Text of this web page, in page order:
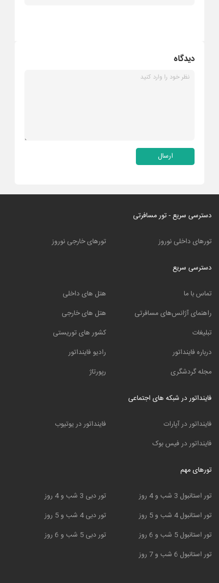
دیدگاه
ارسال
دسترسی سریع - تور مسافرتی
تورهای داخلی نوروز تورهای خارجی نوروز
دسترسی سریع
تماس با ما
راهنمای آژانس‌های مسافرتی
تبلیغات
درباره فاینداتور
مجله گردشگری
هتل های داخلی
هتل های خارجی
کشور های توریستی
رادیو فاینداتور
رپورتاژ
فاینداتور در شبکه های اجتماعی
فاینداتور در آپارات
فاینداتور در فیس بوک
فاینداتور در یوتیوب
تورهای مهم
تور استانبول 3 شب و 4 روز
تور استانبول 4 شب و 5 روز
تور استانبول 5 شب و 6 روز
تور استانبول 6 شب و 7 روز
تور دبی 3 شب و 4 روز
تور دبی 4 شب و 5 روز
تور دبی 5 شب و 6 روز